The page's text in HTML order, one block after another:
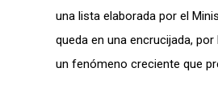
una lista elaborada por el
queda en una encrucijada,
un fenómeno creciente que